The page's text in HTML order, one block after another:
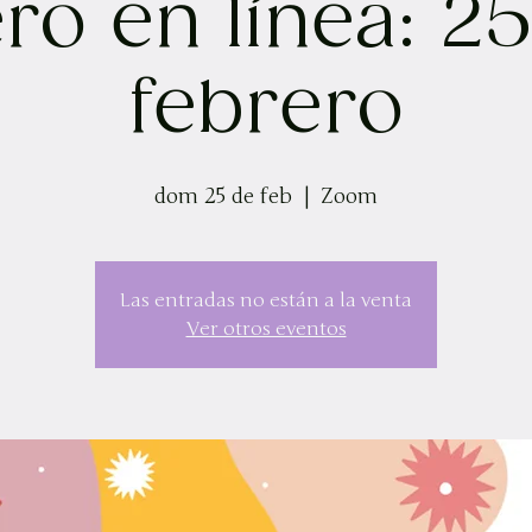
en línea:
febrero
dom 25 de feb Zoom
Las entradas no están a la venta
Ver otros eventos